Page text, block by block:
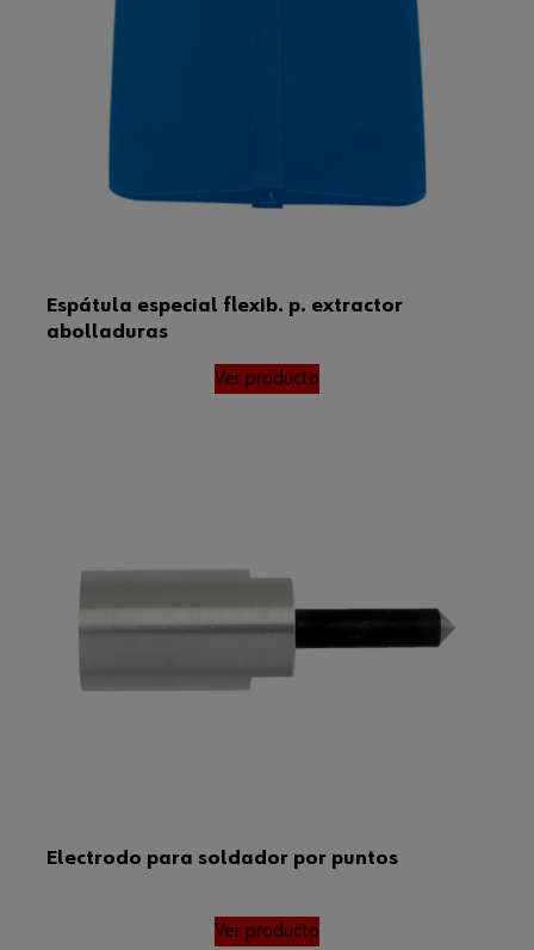
Espátula especial flexib. p. extractor
abolladuras
Ver producto
Electrodo para soldador por puntos
Ver producto